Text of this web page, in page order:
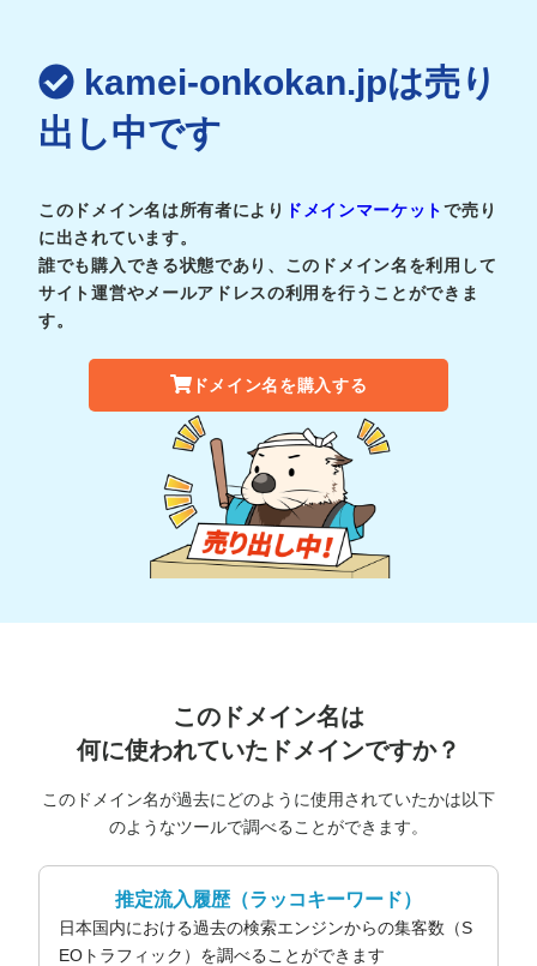
kamei-onkokan.jpは売り
出し中です
このドメイン名は所有者により ドメインマーケットで売り
に出されています。
誰でも購入できる状態であり、このドメイン名を利用して
サイト運営やメールアドレスの利用を行うことができま
す。
ドメイン名を購入する
このドメイン名は
何に使われていたドメインですか？
このドメイン名が過去にどのように使用されていたかは以下
のようなツールで調べることができます。
推定流入履歴（ラッコキーワード）
日本国内における過去の検索エンジンからの集客数（S
EOトラフィック）を調べることができます